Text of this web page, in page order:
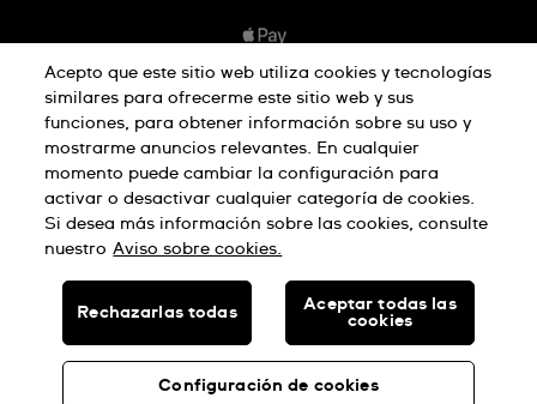
Sistema de información
Desistimiento del contrato
Aviso de privacidad Aviso sobre cookies
Términos de uso
SWISS MADE
© SWATCH AG 2026, TODOS LOS DERECHOS RESERVADOS:
Acepto que este sitio web utiliza cookies y tecnologías
similares para ofrecerme este sitio web y sus
funciones, para obtener información sobre su uso y
mostrarme anuncios relevantes. En cualquier
momento puede cambiar la configuración para
activar o desactivar cualquier categoría de cookies.
Si desea más información sobre las cookies, consulte
nuestro Aviso sobre cookies.
Configuración de cookies
Rechazarlas todas
Aceptar todas las
cookies